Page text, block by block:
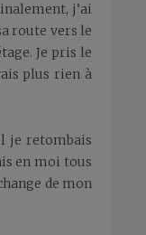
j’ai
route vers le
Je pris le
plus rien à
je retombais
en moi tous
de mon